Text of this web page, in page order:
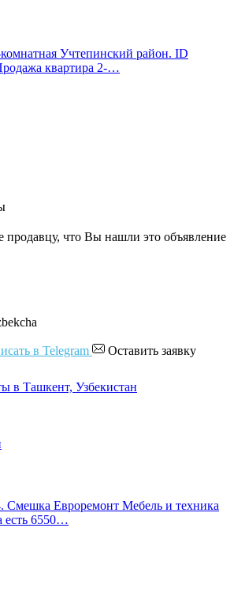
Учтепинский район. ID
квартира 2-…
продавцу, что Вы нашли это объявление
в Telegram Оставить заявку
Смешка Евроремонт Мебель и техника
есть 6550…